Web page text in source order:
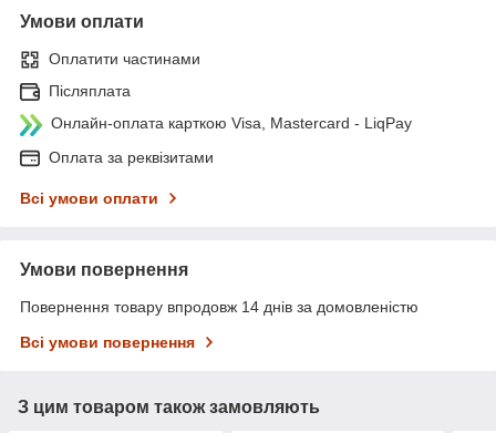
Умови оплати
Оплатити частинами
Післяплата
Онлайн-оплата карткою Visa, Mastercard - LiqPay
Оплата за реквізитами
Всі умови оплати
Умови повернення
Повернення товару впродовж 14 днів за домовленістю
Всі умови повернення
З цим товаром також замовляють